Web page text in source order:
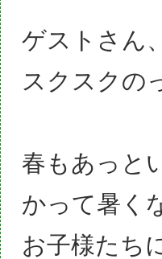
ゲストさん
スクスクの
春もあっと
かって暑く
お子様たち